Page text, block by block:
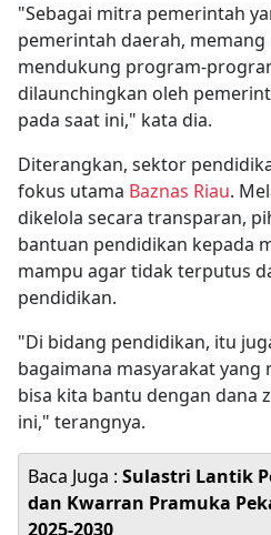
"Sebagai mitra pemerintah
pemerintah daerah, memang
mendukung program-
dilaunchingkan oleh
pada saat ini," kata dia.
Diterangkan, sektor
fokus utama Baznas Riau.
dikelola secara transparan,
bantuan pendidikan kepada
mampu agar tidak terputus
pendidikan.
"Di bidang pendidikan, itu
bagaimana masyarakat yang
bisa kita bantu dengan dana
ini," terangnya.
Baca Juga : Sulastri Lantik
dan Kwarran Pramuka
2025-2030